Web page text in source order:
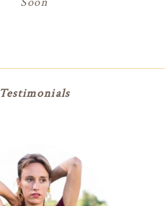
Testimonials